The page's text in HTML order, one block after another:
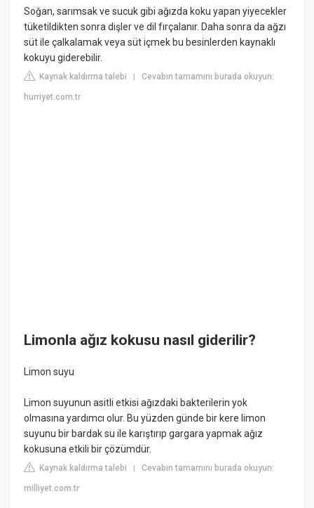
Soğan, sarımsak ve sucuk gibi ağızda koku yapan yiyecekler
tüketildikten sonra dişler ve dil fırçalanır. Daha sonra da ağzı
süt ile çalkalamak veya süt içmek bu besinlerden kaynaklı
kokuyu giderebilir.
Kaynak kaldırma talebi |Cevabın tamamını burada okuyun:
hurriyet.com.tr
Limonla ağız kokusu nasıl giderilir?
Limon suyu
Limon suyunun asitli etkisi ağızdaki bakterilerin yok
olmasına yardımcı olur. Bu yüzden günde bir kere limon
suyunu bir bardak su ile karıştırıp gargara yapmak ağız
kokusuna etkili bir çözümdür.
Kaynak kaldırma talebi |Cevabın tamamını burada okuyun:
milliyet.com.tr